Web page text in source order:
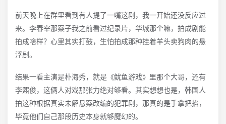
前天晚上在群里看到有人提了一嘴这剧，我一开始还没反应过
来。李春宰那案子我之前看过纪录片，华城那个嘛，拍成剧能
拍成啥样？心里其实打鼓，生怕拍成那种挂着羊头卖狗肉的悬
浮剧。
结果一看主演是朴海秀，就是《鱿鱼游戏》里那个大哥，还有
李熙俊，这俩人对戏那张力绝对够看。其实想想也是，韩国人
拍这种根据真实未解悬案改编的犯罪剧，那真的是手拿把掐，
毕竟他们自己那段历史本身就够魔幻的。